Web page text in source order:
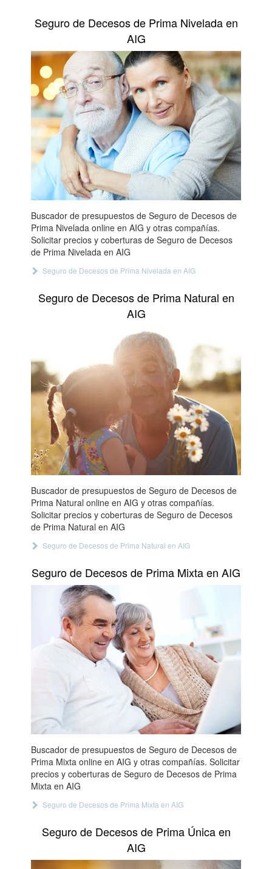
Seguro de Decesos de Prima Nivelada en
AIG
Buscador de presupuestos de Seguro de Decesos de
Prima Nivelada online en AIG y otras compañías.
Solicitar precios y coberturas de Seguro de Decesos
de Prima Nivelada en AIG
Seguro de Decesos de Prima Nivelada en AIG
Seguro de Decesos de Prima Natural en
AIG
Buscador de presupuestos de Seguro de Decesos de
Prima Natural online en AIG y otras compañías.
Solicitar precios y coberturas de Seguro de Decesos
de Prima Natural en AIG
Seguro de Decesos de Prima Natural en AIG
Seguro de Decesos de Prima Mixta en AIG
Buscador de presupuestos de Seguro de Decesos de
Prima Mixta online en AIG y otras compañías. Solicitar
precios y coberturas de Seguro de Decesos de Prima
Mixta en AIG
Seguro de Decesos de Prima Mixta en AIG
Seguro de Decesos de Prima Única en
AIG